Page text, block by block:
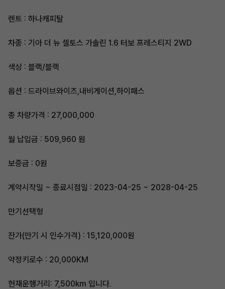
렌트 : 하나캐피탈
차종 : 기아 더 뉴 셀토스 가솔린 1.6 터보 프레스티지 2WD
색상 : 블랙/블랙
옵션 : 드라이브와이즈,내비게이션,하이패스
총 차량가격 : 27,000,000
월 납입금 : 509,960 원
보증금 : 0원
계약시작일 ~ 종료시점일 : 2023-04-25 ~ 2028-04-25
만기선택형
잔가(만기 시 인수가격) : 15,120,000원
약정키로수 : 20,000KM
현재운행거리: 7,500km 입니다.